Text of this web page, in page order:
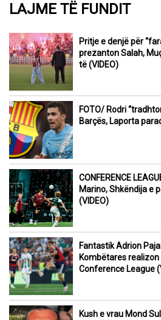
LAJME TË FUNDIT
Pritje e denjë për
prezanton Salah,
të (VIDEO)
FOTO/ Rodri
Barçës, Laporta
CONFERENCE
Marino, Shkëndija e
(VIDEO)
Fantastik Adrion
Kombëtares
Conference League
Kush e vrau Mond